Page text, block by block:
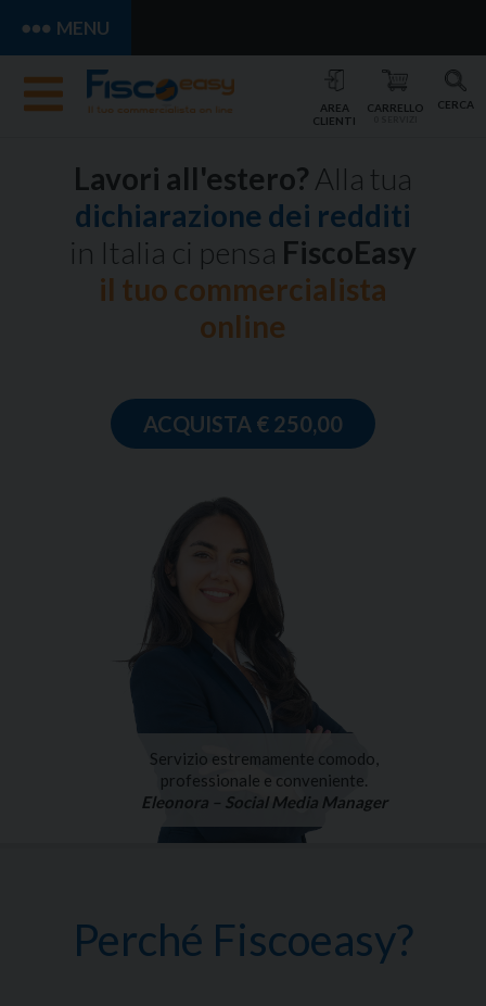
MENU
CERCA
CARRELLO
AREA
CLIENTI
Lavori all'estero? Alla tua
dichiarazione dei redditi
in Italia ci pensa FiscoEasy
il tuo commercialista
online
ACQUISTA € 250,00
Servizio estremamente comodo,
professionale e conveniente.
Eleonora – Social Media Manager
Perché Fiscoeasy?